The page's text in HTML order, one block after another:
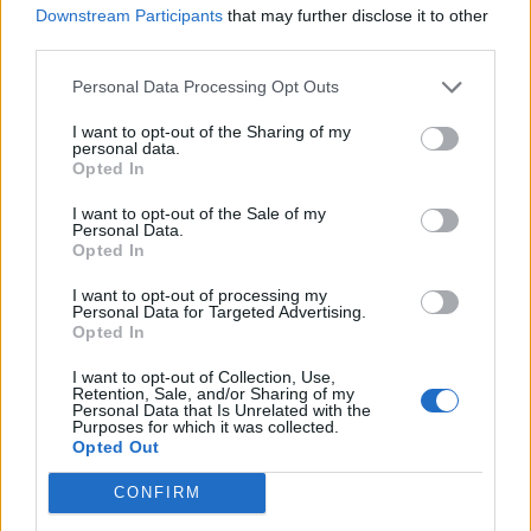
Downstream Participants that may further disclose it to other
Personal Data Processing Opt Outs
I want to opt-out of the Sharing of my
personal data.
Opted In
I want to opt-out of the Sale of my
Personal Data.
Opted In
I want to opt-out of processing my
Personal Data for Targeted Advertising.
Opted In
I want to opt-out of Collection, Use,
Retention, Sale, and/or Sharing of my
Personal Data that Is Unrelated with the
Purposes for which it was collected.
Opted Out
CONFIRM
20 Feb 2020
Giudice Sportivo: 1 giornata di squalifica a
Masala e al tecnico Udassi
19 Feb 2020